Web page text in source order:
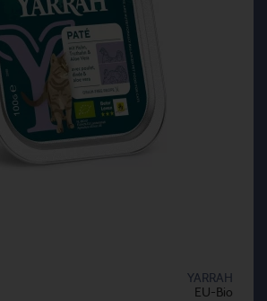
YARRAH
EU-Bio